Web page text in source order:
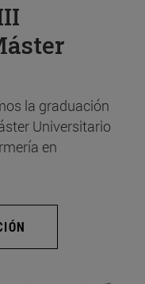
la graduación
Universitario
en